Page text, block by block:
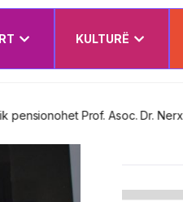
KULTURË
Nerxhivane Krasniqi